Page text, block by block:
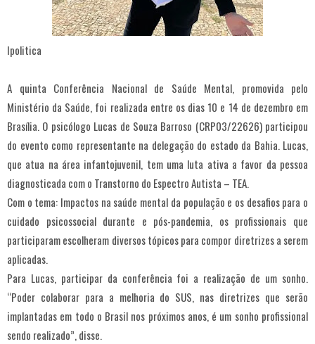
Ipolitica
A quinta Conferência Nacional de Saúde Mental, promovida pelo
Ministério da Saúde, foi realizada entre os dias 10 e 14 de dezembro em
Brasília. O psicólogo Lucas de Souza Barroso (CRP03/22626) participou
do evento como representante na delegação do estado da Bahia. Lucas,
que atua na área infantojuvenil, tem uma luta ativa a favor da pessoa
diagnosticada com o Transtorno do Espectro Autista – TEA.
Com o tema: Impactos na saúde mental da população e os desafios para o
cuidado psicossocial durante e pós-pandemia, os profissionais que
participaram escolheram diversos tópicos para compor diretrizes a serem
aplicadas.
Para Lucas, participar da conferência foi a realização de um sonho.
“Poder colaborar para a melhoria do SUS, nas diretrizes que serão
implantadas em todo o Brasil nos próximos anos, é um sonho profissional
sendo realizado”, disse.